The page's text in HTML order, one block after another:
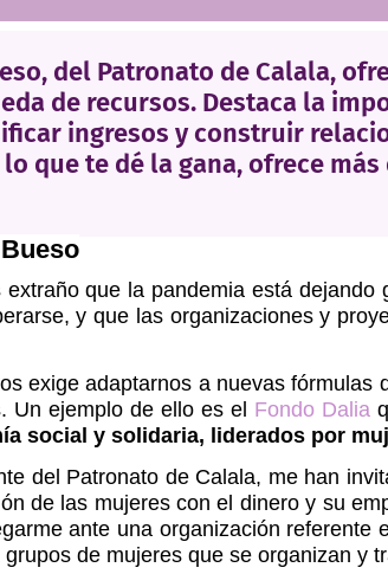
del Patronato de Calala,
de recursos. Destaca la
ingresos y construir
que te dé la gana, ofrece
extraño que la pandemia está
y que las organizaciones y
exige adaptarnos a nuevas
Un ejemplo de ello es el Fondo Dalia
social y solidaria, liderados por
del Patronato de Calala, me han
de las mujeres con el dinero y su
ante una organización
de mujeres que se organizan y